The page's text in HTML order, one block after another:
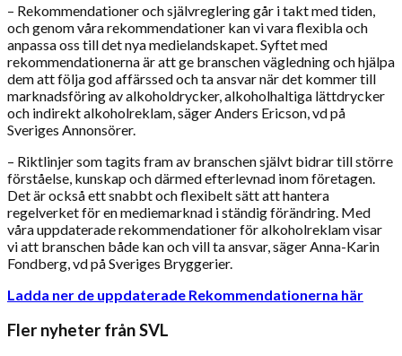
– Rekommendationer och självreglering går i takt med tiden,
och genom våra rekommendationer kan vi vara flexibla och
anpassa oss till det nya medielandskapet. Syftet med
rekommendationerna är att ge branschen vägledning och hjälpa
dem att följa god affärssed och ta ansvar när det kommer till
marknadsföring av alkoholdrycker, alkoholhaltiga lättdrycker
och indirekt alkoholreklam, säger Anders Ericson, vd på
Sveriges Annonsörer.
– Riktlinjer som tagits fram av branschen självt bidrar till större
förståelse, kunskap och därmed efterlevnad inom företagen.
Det är också ett snabbt och flexibelt sätt att hantera
regelverket för en mediemarknad i ständig förändring. Med
våra uppdaterade rekommendationer för alkoholreklam visar
vi att branschen både kan och vill ta ansvar, säger Anna-Karin
Fondberg, vd på Sveriges Bryggerier.
Ladda ner de uppdaterade Rekommendationerna här
Fler nyheter från SVL